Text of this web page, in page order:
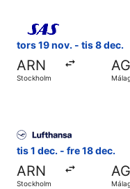
tors 19 nov. - tis 8 dec.
ARN
Stockholm
Välj flyg med
tis 1 dec. - fre 18 dec.
ARN
Stockholm